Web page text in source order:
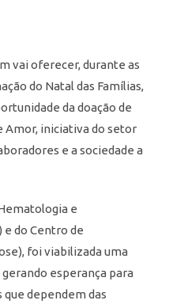
vai oferecer, durante as
do Natal das Famílias,
da doação de
Amor, iniciativa do setor
e a sociedade a
e
e do Centro de
foi viabilizada uma
esperança para
dependem das